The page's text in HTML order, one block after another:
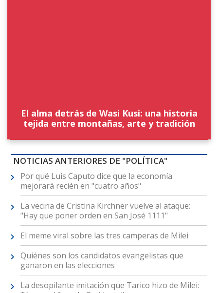
El alma detrás de Wasi Kusi: una historia
tejida entre montañas, arte y tradición
NOTICIAS ANTERIORES DE "POLÍTICA"
Por qué Luis Caputo dice que la economía
mejorará recién en "cuatro años"
La vecina de Cristina Kirchner vuelve al ataque:
"Hay que poner orden en San José 1111"
El meme viral sobre las tres camperas de Milei
Quiénes son los candidatos evangelistas que
ganaron en las elecciones
La desopilante imitación que Tarico hizo de Milei: